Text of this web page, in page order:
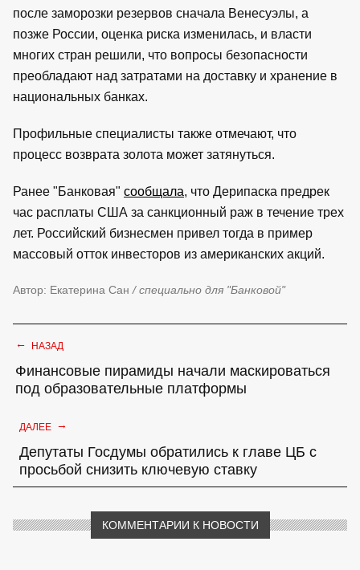
после заморозки резервов сначала Венесуэлы, а
позже России, оценка риска изменилась, и власти
многих стран решили, что вопросы безопасности
преобладают над затратами на доставку и хранение в
национальных банках.
Профильные специалисты также отмечают, что
процесс возврата золота может затянуться.
Ранее "Банковая" сообщала, что Дерипаска предрек
час расплаты США за санкционный раж в течение трех
лет. Российский бизнесмен привел тогда в пример
массовый отток инвесторов из американских акций.
Автор: Екатерина Сан / специально для "Банковой"
← НАЗАД
Финансовые пирамиды начали маскироваться
под образовательные платформы
ДАЛЕЕ →
Депутаты Госдумы обратились к главе ЦБ с
просьбой снизить ключевую ставку
КОММЕНТАРИИ К НОВОСТИ